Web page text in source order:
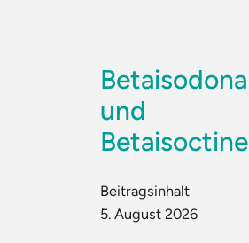
Betaisodona
und
Betaisoctine
Beitragsinhalt
5. August 2026